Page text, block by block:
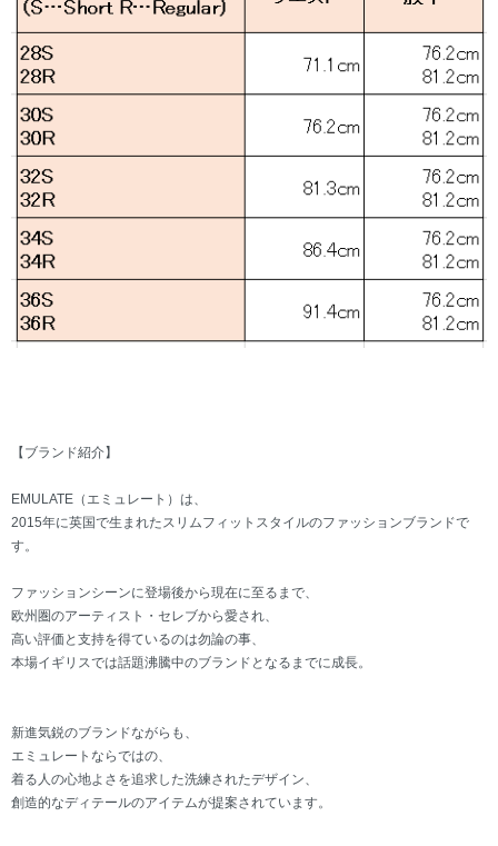
【ブランド紹介】
EMULATE（エミュレート）は、
2015年に英国で生まれたスリムフィットスタイルのファッションブランドで
す。
ファッションシーンに登場後から現在に至るまで、
欧州圏のアーティスト・セレブから愛され、
高い評価と支持を得ているのは勿論の事、
本場イギリスでは話題沸騰中のブランドとなるまでに成長。
新進気鋭のブランドながらも、
エミュレートならではの、
着る人の心地よさを追求した洗練されたデザイン、
創造的なディテールのアイテムが提案されています。